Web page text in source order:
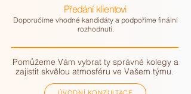
Předání klientovi
Doporučíme vhodné kandidáty a podpoříme finální
rozhodnutí.
Pomůžeme Vám vybrat ty správné kolegy a
zajistit skvělou atmosféru ve Vašem týmu.